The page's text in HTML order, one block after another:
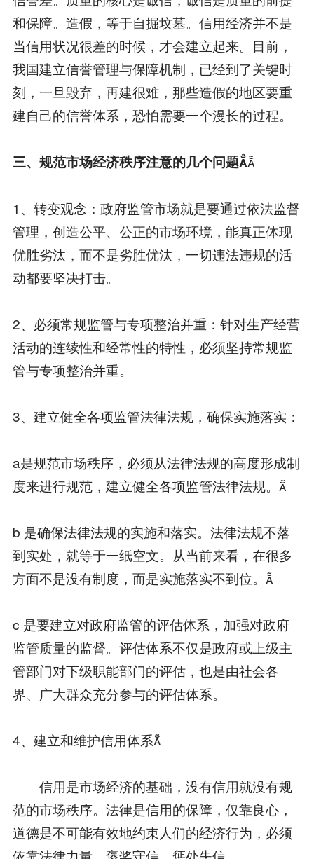
和保障。造假，等于自掘坟墓。信用经济并不是
当信用状况很差的时候，才会建立起来。目前，
我国建立信誉管理与保障机制，已经到了关键时
刻，一旦毁弃，再建很难，那些造假的地区要重
建自己的信誉体系，恐怕需要一个漫长的过程。
三、规范市场经济秩序注意的几个问题
1、转变观念：政府监管市场就是要通过依法监督
管理，创造公平、公正的市场环境，能真正体现
优胜劣汰，而不是劣胜优汰，一切违法违规的活
动都要坚决打击。
2、必须常规监管与专项整治并重：针对生产经营
活动的连续性和经常性的特性，必须坚持常规监
管与专项整治并重。
3、建立健全各项监管法律法规，确保实施落实：
a是规范市场秩序，必须从法律法规的高度形成制
度来进行规范，建立健全各项监管法律法规。
b 是确保法律法规的实施和落实。法律法规不落
到实处，就等于一纸空文。从当前来看，在很多
方面不是没有制度，而是实施落实不到位。
c 是要建立对政府监管的评估体系，加强对政府
监管质量的监督。评估体系不仅是政府或上级主
管部门对下级职能部门的评估，也是由社会各
界、广大群众充分参与的评估体系。
4、建立和维护信用体系
信用是市场经济的基础，没有信用就没有规
范的市场秩序。法律是信用的保障，仅靠良心，
道德是不可能有效地约束人们的经济行为，必须
依靠法律力量，褒奖守信，惩处失信。